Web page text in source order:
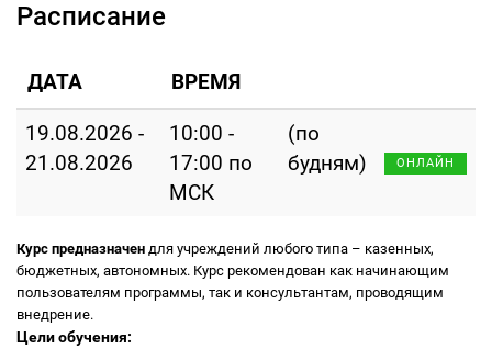
Расписание
ДАТА ВРЕМЯ
19.08.2026 -
21.08.2026
10:00 -
17:00 по
МСК
(по
будням)
ОНЛАЙН
Курс предназначен для учреждений любого типа – казенных,
бюджетных, автономных. Курс рекомендован как начинающим
пользователям программы, так и консультантам, проводящим
внедрение.
Цели обучения: